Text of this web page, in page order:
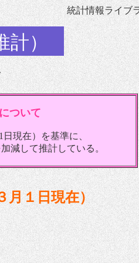
統計情報ライブ
）
ついて
日現在）を基準に、
減して推計している。
月１日現在）